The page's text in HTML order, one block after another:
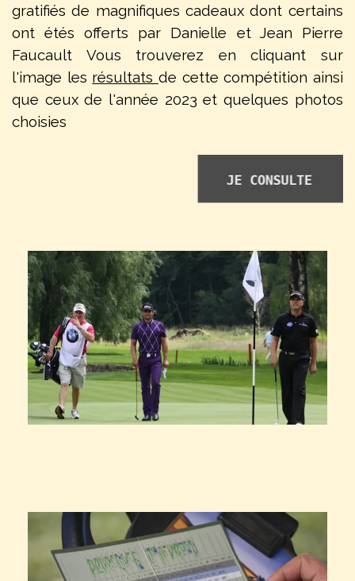
gratifiés de magnifiques cadeaux dont certains
ont étés offerts par Danielle et Jean Pierre
Faucault Vous trouverez en cliquant sur
l'image les résultats de cette compétition ainsi
que ceux de l'année 2023 et quelques photos
choisies